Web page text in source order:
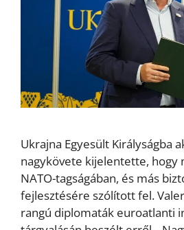
Ukrajna Egyesült Királyságba
nagykövete kijelentette, hogy
NATO-tagságában, és más
fejlesztésére szólított fel.
rangú diplomaták euroatlanti